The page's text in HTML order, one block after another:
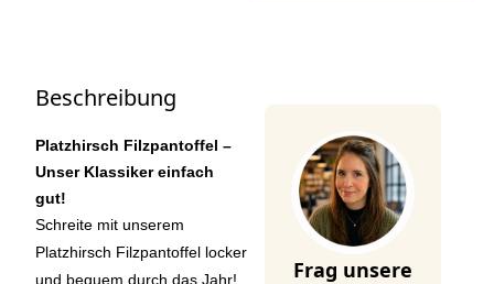
Beschreibung
Platzhirsch Filzpantoffel –
Unser Klassiker einfach
gut!
Schreite mit unserem
Platzhirsch Filzpantoffel locker
und bequem durch das Jahr!
Frag unsere